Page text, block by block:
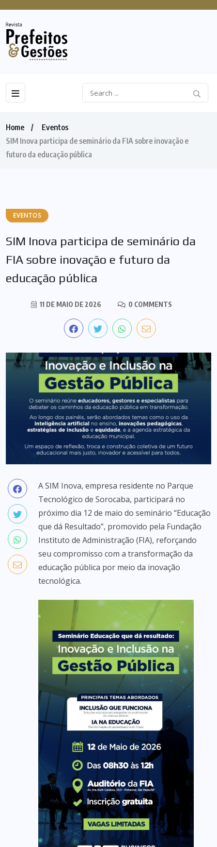
Home
Eventos
SIM Inova participa de seminário da FIA sobre inovação e
futuro da educação pública
EVENTOS
SIM Inova participa de seminário da
FIA sobre inovação e futuro da
educação pública
11 DE MAIO DE 2026 0 COMMENTS
A SIM Inova, empresa residente no Parque
Tecnológico de Sorocaba, participará no
próximo dia 12 de maio do seminário “Educação
que dá Resultado”, promovido pela Fundação
Instituto de Administração (FIA), reforçando
seu compromisso com a transformação da
educação pública por meio da inovação
tecnológica.